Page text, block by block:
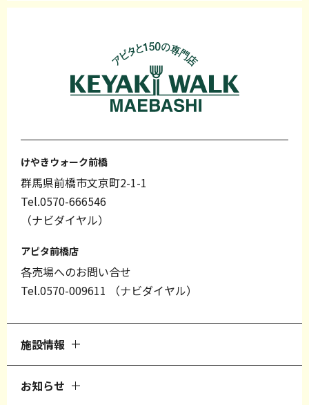
けやきウォーク前橋
群馬県前橋市文京町2-1-1
Tel.0570-666546
（ナビダイヤル）
アピタ前橋店
各売場へのお問い合せ
Tel.0570-009611 （ナビダイヤル）
施設情報
お知らせ